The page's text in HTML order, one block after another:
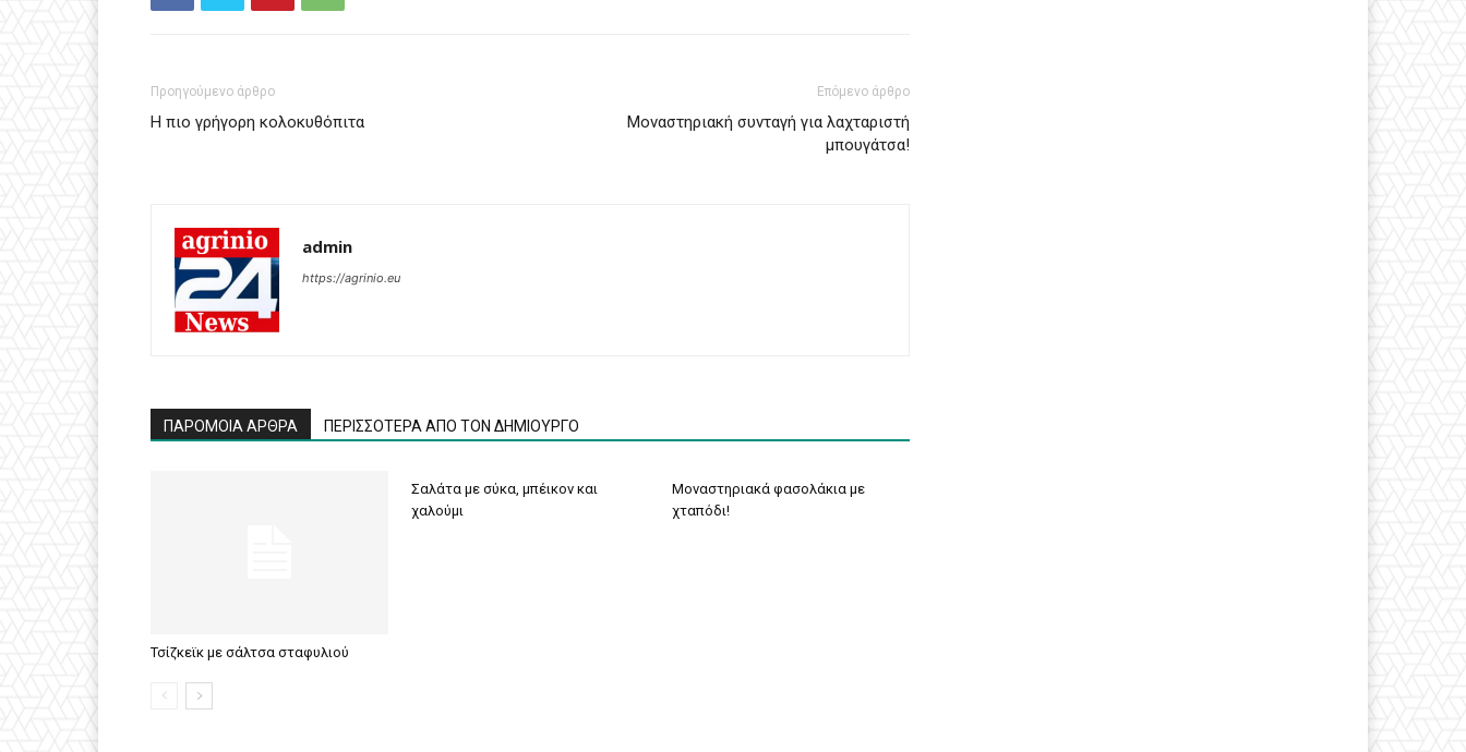
Προηγούμενο άρθρο
Η πιο γρήγορη κολοκυθόπιτα
Επόμενο άρθρο
Μοναστηριακή συνταγή για λαχταριστή
μπουγάτσα!
admin
https://agrinio.eu
ΠΑΡΟΜΟΙΑ ΑΡΘΡΑ ΠΕΡΙΣΣΟΤΕΡΑ ΑΠΟ ΤΟΝ ΔΗΜΙΟΥΡΓΟ
Τσίζκεϊκ με σάλτσα σταφυλιού
Σαλάτα με σύκα, μπέικον και
χαλούμι
Μοναστηριακά φασολάκια με
χταπόδι!